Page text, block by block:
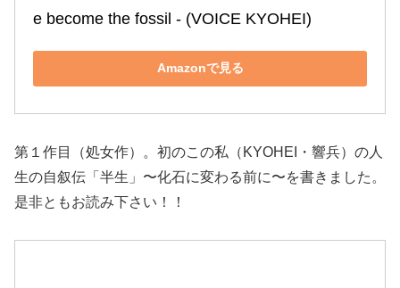
e become the fossil ‐ (VOICE KYOHEI)
Amazonで見る
第１作目（処女作）。初のこの私（KYOHEI・響兵）の人
生の自叙伝「半生」〜化石に変わる前に〜を書きました。
是非ともお読み下さい！！